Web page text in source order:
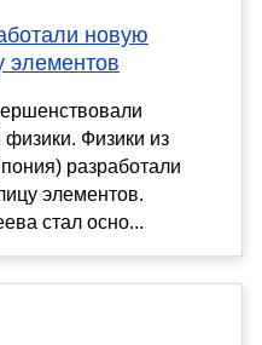
новую
элементов
Физики из
разработали
элементов.
стал осно...